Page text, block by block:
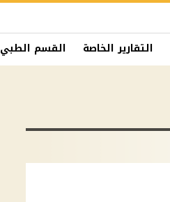
التقارير الخاصة القسم الطبي